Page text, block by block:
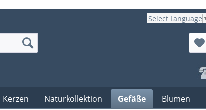
Select Language
Kerzen Naturkollektion Gefäße Blumen